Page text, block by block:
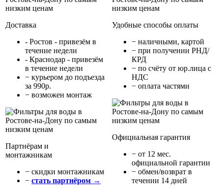
Доставка
- Ростов - привезём в
течение недели
- Краснодар - привезём
в течение недели
− курьером до подъезда
за 990р.
− возможен монтаж
Партнёрам и
монтажникам
− cкидки монтажникам
− стать партнёром →
Удобные способы оплаты
− наличными, картой
− при получении РНД/
КРД
− по счёту от юр.лица с
НДС
− оплата частями
Официальная гарантия
− от 12 мес.
официальной гарантии
− обмен/возврат в
течении 14 дней